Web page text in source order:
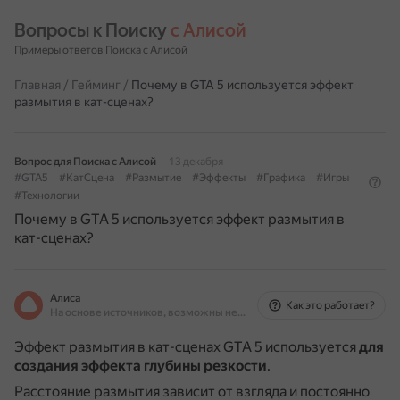
Вопросы к Поиску с Алисой
Примеры ответов Поиска с Алисой
Главная / Гейминг / Почему в GTA 5 используется эффект
размытия в кат-сценах?
Вопрос для Поиска с Алисой
13 декабря
#GTA5
#КатСцена #Размытие #Эффекты #Графика
#Игры
#Технологии
Почему в GTA 5 используется эффект размытия в
кат-сценах?
Алиса
На основе источников, возможны неточности
Как это работает?
Эффект размытия в кат-сценах GTA 5 используется для
создания эффекта глубины резкости.
Расстояние размытия зависит от взгляда и постоянно